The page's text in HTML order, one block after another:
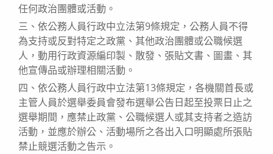
任何政治團體或活動。
三、依公務人員行政中立法第9條規定，公務人員不得
為支持或反對特定之政黨、其他政治團體或公職候選
人，動用行政資源編印製、散發、張貼文書、圖畫、其
他宣傳品或辦理相關活動。
四、依公務人員行政中立法第13條規定，各機關首長或
主管人員於選舉委員會發布選舉公告日起至投票日止之
選舉期間，應禁止政黨、公職候選人或其支持者之造訪
活動，並應於辦公、活動場所之各出入口明顯處所張貼
禁止競選活動之告示。